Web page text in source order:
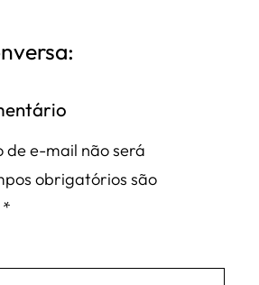
de e-mail não será
obrigatórios são
*